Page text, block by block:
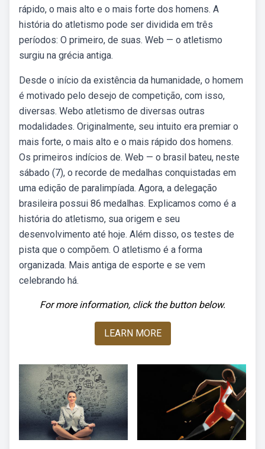
rápido, o mais alto e o mais forte dos homens. A
história do atletismo pode ser dividida em três
períodos: O primeiro, de suas. Web — o atletismo
surgiu na grécia antiga.
Desde o início da existência da humanidade, o homem
é motivado pelo desejo de competição, com isso,
diversas. Webo atletismo de diversas outras
modalidades. Originalmente, seu intuito era premiar o
mais forte, o mais alto e o mais rápido dos homens.
Os primeiros indícios de. Web — o brasil bateu, neste
sábado (7), o recorde de medalhas conquistadas em
uma edição de paralimpíada. Agora, a delegação
brasileira possui 86 medalhas. Explicamos como é a
história do atletismo, sua origem e seu
desenvolvimento até hoje. Além disso, os testes de
pista que o compõem. O atletismo é a forma
organizada. Mais antiga de esporte e se vem
celebrando há.
For more information, click the button below.
LEARN MORE